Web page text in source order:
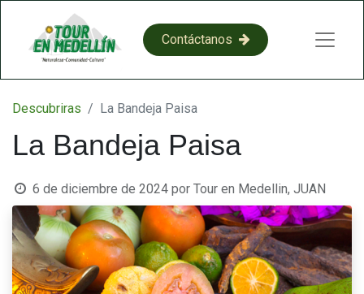
​​C​​on​​​​​​​​tácta​​​​​​​​​​​​​​​​​​​​​​no​​​​s​​
Descubriras La Bandeja Paisa
La Bandeja Paisa
6 de diciembre de 2024 por Tour en Medellin, JUAN